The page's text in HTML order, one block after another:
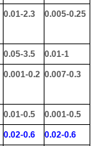
0.01-2.3 0.005-0.25
0.05-3.5 0.01-1
0.001-0.2 0.007-0.3
0.01-0.5 0.001-0.5
0.02-0.6 0.02-0.6